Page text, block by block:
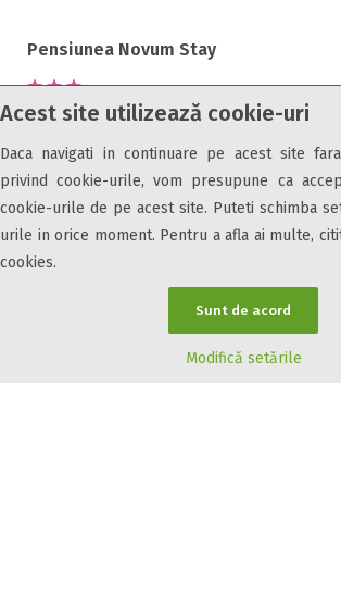
Acest site utilizează cookie-uri
Daca navigati in continuare pe acest site
privind cookie-urile, vom presupune ca
cookie-urile de pe acest site. Puteti schimba
urile in orice moment. Pentru a afla ai multe,
cookies.
Sunt de acord
Modifică setările
Pensiunea Novum Stay
Hunedoara, Hunedoara, 331115
nu este premium